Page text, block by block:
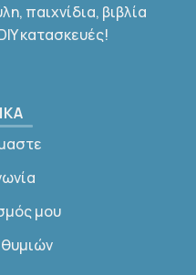
παιχνίδια, βιβλία
κατασκευές!
μου